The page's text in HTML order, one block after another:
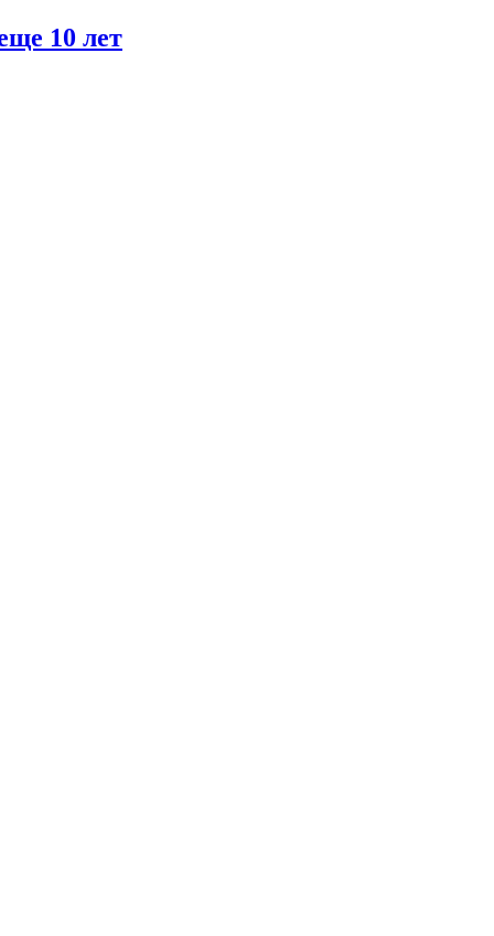
10 лет